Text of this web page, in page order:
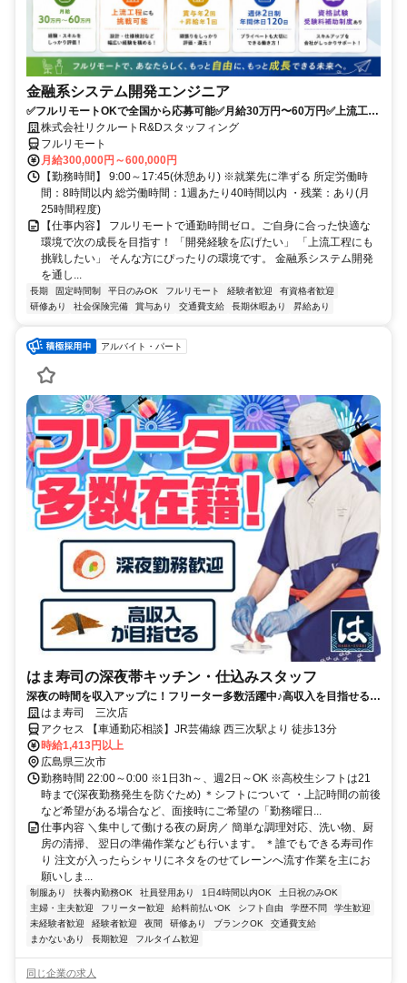
金融系システム開発エンジニア
✅フルリモートOKで全国から応募可能✅月給30万円〜60万円✅上流工程
にも挑戦可能✅夏季・年末年始休暇あり✅週休2日制、年間休日120日
株式会社リクルートR&Dスタッフィング
フルリモート
月給300,000円～600,000円
【勤務時間】 9:00～17:45(休憩あり) ※就業先に準ずる 所定労働時
間：8時間以内 総労働時間：1週あたり40時間以内 ・残業：あり(月
25時間程度)
【仕事内容】 フルリモートで通勤時間ゼロ。ご自身に合った快適な
環境で次の成長を目指す！ 「開発経験を広げたい」 「上流工程にも
挑戦したい」 そんな方にぴったりの環境です。 金融系システム開発
を通し...
長期 固定時間制 平日のみOK フルリモート 経験者歓迎
有資格者歓迎
研修あり
社会保険完備 賞与あり 交通費支給 長期休暇あり 昇給あり
アルバイト・パート
はま寿司の深夜帯キッチン・仕込みスタッフ
深夜の時間を収入アップに！フリーター多数活躍中♪高収入を目指せる環
境です！
はま寿司 三次店
アクセス 【車通勤応相談】JR芸備線 西三次駅より 徒歩13分
時給1,413円以上
広島県三次市
勤務時間 22:00～0:00 ※1日3h～、週2日～OK ※高校生シフトは21
時まで(深夜勤務発生を防ぐため) ＊シフトについて ・上記時間の前後
など希望がある場合など、面接時にご希望の「勤務曜日...
仕事内容 ＼集中して働ける夜の厨房／ 簡単な調理対応、洗い物、厨
房の清掃、 翌日の準備作業なども行います。 ＊誰でもできる寿司作
り 注文が入ったらシャリにネタをのせてレーンへ流す作業を主にお
願いしま...
制服あり 扶養内勤務OK 社員登用あり 1日4時間以内OK
土日祝のみOK
主婦・主夫歓迎
フリーター歓迎 給料前払いOK シフト自由 学歴不問
学生歓迎
未経験者歓迎
経験者歓迎 夜間 研修あり ブランクOK
交通費支給
まかないあり
長期歓迎 フルタイム歓迎
同じ企業の求人